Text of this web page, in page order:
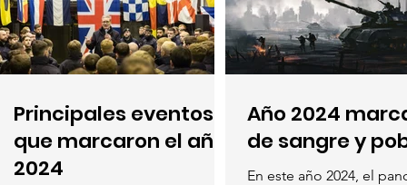
Principales eventos
que marcaron el año
2024
Año 2024
de sangre y
En este año 2024, el